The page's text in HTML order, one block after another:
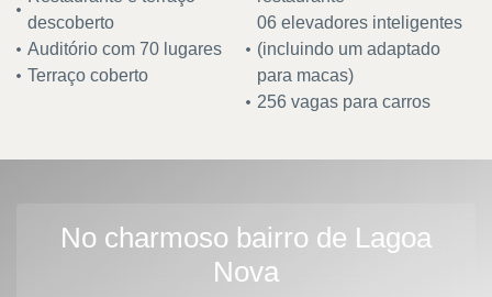
descoberto
Auditório com 70 lugares
Terraço coberto
06 elevadores inteligentes
(incluindo um adaptado
para macas)
256 vagas para carros
No charmoso bairro de Lagoa
Nova